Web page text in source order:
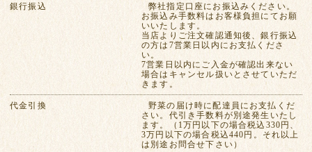
銀行振込
弊社指定口座にお振込みください。
お振込み手数料はお客様負担にてお願
いいたします。
当店よりご注文確認通知後、銀行振込
の方は7営業日以内にお支払くださ
い。
7営業日以内にご入金が確認出来ない
場合はキャンセル扱いとさせていただ
きます。
代金引換
野菜の届け時に配達員にお支払くだ
さい。代引き手数料が別途発生いたし
ます。（1万円以下の場合税込330円、
3万円以下の場合税込440円。それ以上
は別途お問合せ下さい）